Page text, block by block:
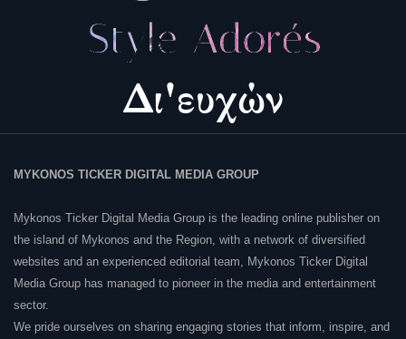
MYKONOS TICKER DIGITAL MEDIA GROUP
Mykonos Ticker Digital Media Group is the leading online publisher on
the island of Mykonos and the Region, with a network of diversified
websites and an experienced editorial team, Mykonos Ticker Digital
Media Group has managed to pioneer in the media and entertainment
sector.
We pride ourselves on sharing engaging stories that inform, inspire, and